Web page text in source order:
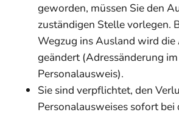
geworden, müssen Sie den
zuständigen Stelle vorlegen.
Wegzug ins Ausland wird
geändert (Adressänderung im
Personalausweis).
Sie sind verpflichtet, den
Personalausweises sofort bei